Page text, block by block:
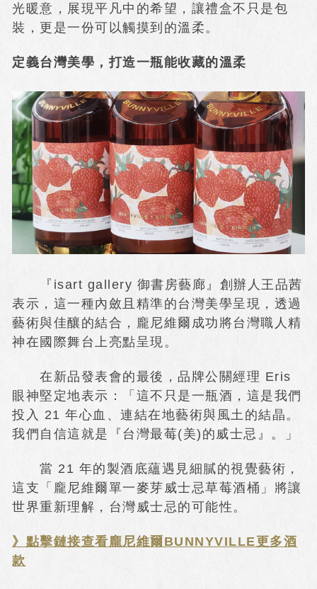
光暖意，展現平凡中的希望，讓禮盒不只是包
裝，更是一份可以觸摸到的溫柔。
定義台灣美學，打造一瓶能收藏的溫柔
『isart gallery 御書房藝廊』創辦人王品茜
表示，這一種內斂且精準的台灣美學呈現，透過
藝術與佳釀的結合，龐尼維爾成功將台灣職人精
神在國際舞台上亮點呈現。
在新品發表會的最後，品牌公關經理 Eris
眼神堅定地表示：「這不只是一瓶酒，這是我們
投入 21 年心血、連結在地藝術與風土的結晶。
我們自信這就是『台灣最莓(美)的威士忌』。」
當 21 年的製酒底蘊遇見細膩的視覺藝術，
這支「龐尼維爾單一麥芽威士忌草莓酒桶」將讓
世界重新理解，台灣威士忌的可能性。
》點擊鏈接查看龐尼維爾BUNNYVILLE更多酒
款